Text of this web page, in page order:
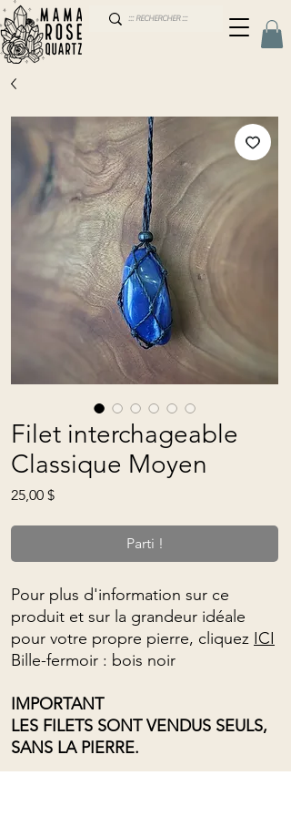
Filet interchageable
Classique Moyen
25,00 $Prix
Parti !
Pour plus d'information sur ce
produit et sur la grandeur idéale
pour votre propre pierre, cliquez ICI
Bille-fermoir : bois noir
IMPORTANT
LES FILETS SONT VENDUS SEULS,
SANS LA PIERRE.